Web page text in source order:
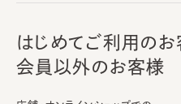
はじめてご利用のお
会員以外のお客様